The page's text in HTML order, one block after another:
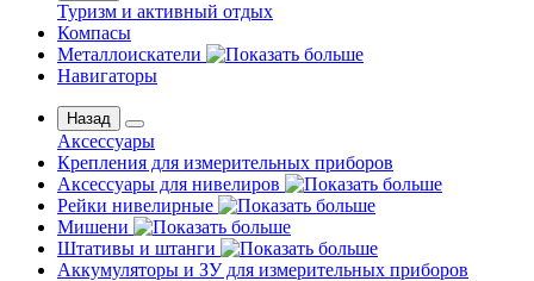
Туризм и активный отдых
Компасы
Металлоискатели
Навигаторы
Назад
Аксессуары
Крепления для измерительных приборов
Аксессуары для нивелиров
Рейки нивелирные
Мишени
Штативы и штанги
Аккумуляторы и ЗУ для измерительных приборов